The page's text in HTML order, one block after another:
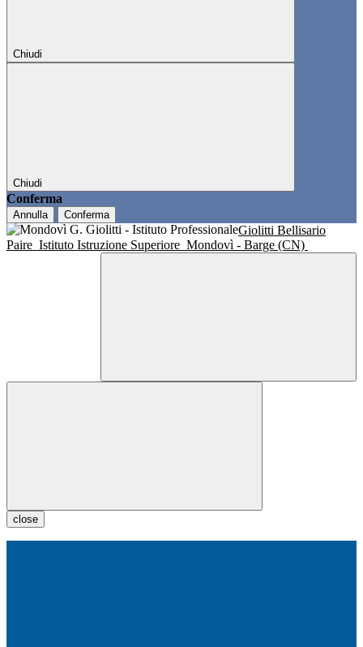
Chiudi
Chiudi
Conferma
Annulla Conferma
Giolitti Bellisario
Paire Istituto Istruzione Superiore Mondovì - Barge (CN)
close